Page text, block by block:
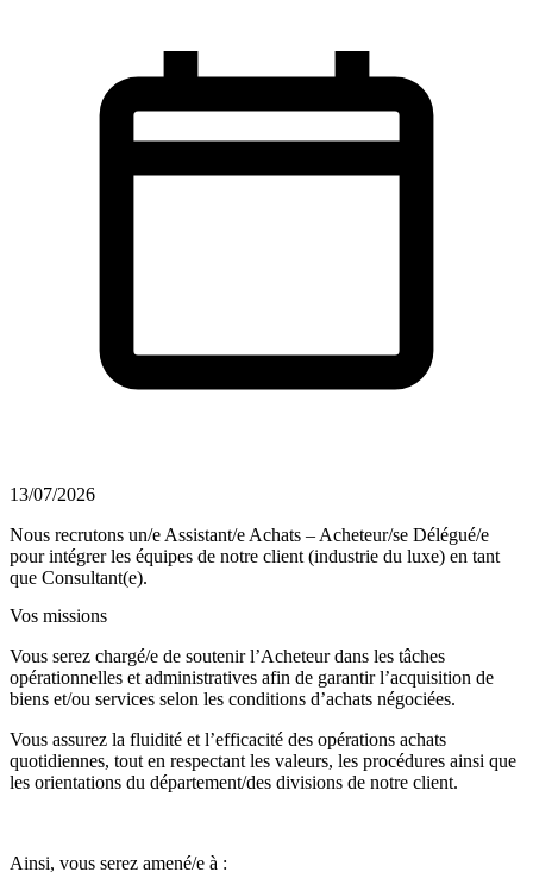
13/07/2026
Nous recrutons un/e Assistant/e Achats – Acheteur/se Délégué/e
pour intégrer les équipes de notre client (industrie du luxe) en tant
que Consultant(e).
Vos missions
Vous serez chargé/e de soutenir l’Acheteur dans les tâches
opérationnelles et administratives afin de garantir l’acquisition de
biens et/ou services selon les conditions d’achats négociées.
Vous assurez la fluidité et l’efficacité des opérations achats
quotidiennes, tout en respectant les valeurs, les procédures ainsi que
les orientations du département/des divisions de notre client.
Ainsi, vous serez amené/e à :